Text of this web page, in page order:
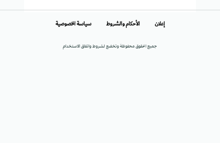
جميع الحقوق محفوظة وتخضع لشروط واتفاق الاستخدام
إعلان الأحكام والشروط سياسة الخصوصية